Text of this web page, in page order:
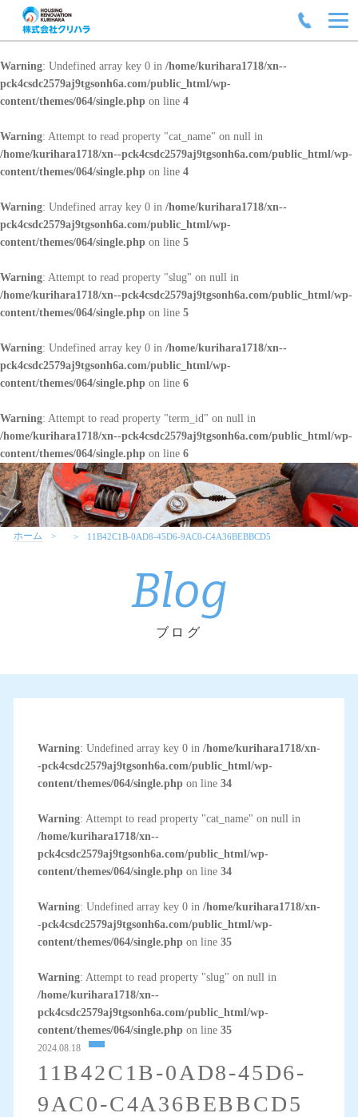
Warning: Undefined array key 0 in /home/kurihara1718/xn--
pck4csdc2579aj9tgsonh6a.com/public_html/wp-
content/themes/064/single.php on line 4
Warning: Attempt to read property "cat_name" on null in
/home/kurihara1718/xn--pck4csdc2579aj9tgsonh6a.com/public_html/wp-
content/themes/064/single.php on line 4
Warning: Undefined array key 0 in /home/kurihara1718/xn--
pck4csdc2579aj9tgsonh6a.com/public_html/wp-
content/themes/064/single.php on line 5
Warning: Attempt to read property "slug" on null in
/home/kurihara1718/xn--pck4csdc2579aj9tgsonh6a.com/public_html/wp-
content/themes/064/single.php on line 5
Warning: Undefined array key 0 in /home/kurihara1718/xn--
pck4csdc2579aj9tgsonh6a.com/public_html/wp-
content/themes/064/single.php on line 6
Warning: Attempt to read property "term_id" on null in
/home/kurihara1718/xn--pck4csdc2579aj9tgsonh6a.com/public_html/wp-
content/themes/064/single.php on line 6
ホーム 11B42C1B-0AD8-45D6-9AC0-C4A36BEBBCD5
Blog
ブログ
Warning: Undefined array key 0 in /home/kurihara1718/xn-
-pck4csdc2579aj9tgsonh6a.com/public_html/wp-
content/themes/064/single.phpon line 34
Warning: Attempt to read property "cat_name" on null in
/home/kurihara1718/xn--
pck4csdc2579aj9tgsonh6a.com/public_html/wp-
content/themes/064/single.phpon line 34
Warning: Undefined array key 0 in /home/kurihara1718/xn-
-pck4csdc2579aj9tgsonh6a.com/public_html/wp-
content/themes/064/single.phpon line 35
Warning: Attempt to read property "slug" on null in
/home/kurihara1718/xn--
pck4csdc2579aj9tgsonh6a.com/public_html/wp-
content/themes/064/single.phpon line 35
2024.08.18
11B42C1B-0AD8-45D6-
9AC0-C4A36BEBBCD5